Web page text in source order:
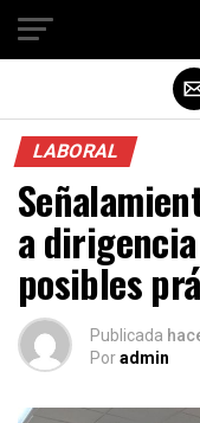
LABORAL
a
posibles
Publicada
Poradmin